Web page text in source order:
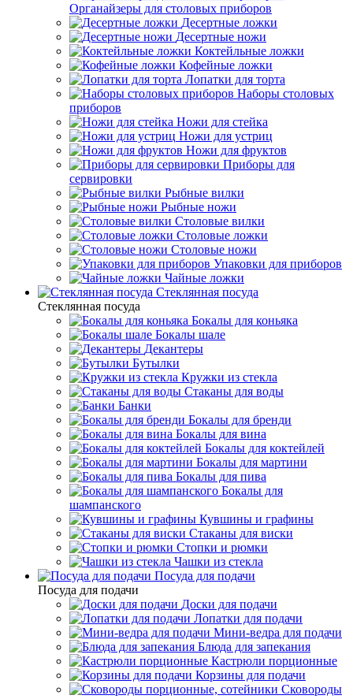
Органайзеры для столовых приборов
Десертные ложки
Десертные ножи
Коктейльные ложки
Кофейные ложки
Лопатки для торта
Наборы столовых
приборов
Ножи для стейка
Ножи для устриц
Ножи для фруктов
Приборы для
сервировки
Рыбные вилки
Рыбные ножи
Столовые вилки
Столовые ложки
Столовые ножи
Упаковки для приборов
Чайные ложки
Стеклянная посуда
Стеклянная посуда
Бокалы для коньяка
Бокалы шале
Декантеры
Бутылки
Кружки из стекла
Стаканы для воды
Банки
Бокалы для бренди
Бокалы для вина
Бокалы для коктейлей
Бокалы для мартини
Бокалы для пива
Бокалы для
шампанского
Кувшины и графины
Стаканы для виски
Стопки и рюмки
Чашки из стекла
Посуда для подачи
Посуда для подачи
Доски для подачи
Лопатки для подачи
Мини-ведра для подачи
Блюда для запекания
Кастрюли порционные
Корзины для подачи
Сковороды